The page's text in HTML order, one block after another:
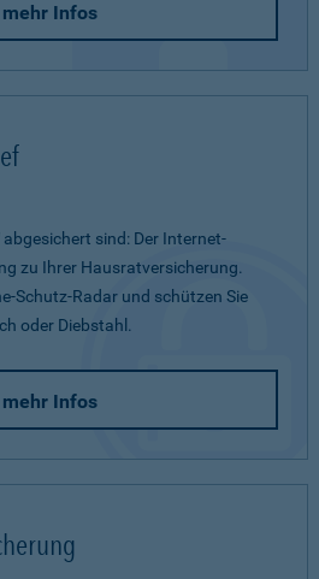
mehr Infos
abgesichert sind: Der Internet-
zu Ihrer Hausratversicherung.
Schutz-Radar und schützen Sie
oder Diebstahl.
mehr Infos